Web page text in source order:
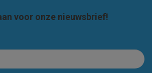
voor onze nieuwsbrief!